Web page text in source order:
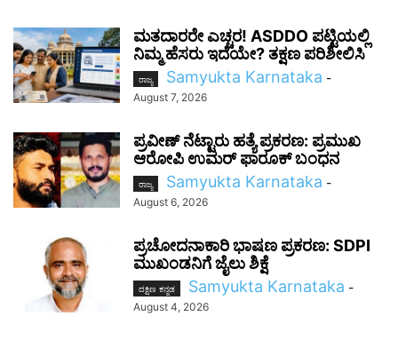
ಮತದಾರರೇ ಎಚ್ಚರ! ASDDO ಪಟ್ಟಿಯಲ್ಲಿ
ನಿಮ್ಮ ಹೆಸರು ಇದೆಯೇ? ತಕ್ಷಣ ಪರಿಶೀಲಿಸಿ
ರಾಜ್ಯ Samyukta Karnataka -
August 7, 2026
ಪ್ರವೀಣ್ ನೆಟ್ಟಾರು ಹತ್ಯೆ ಪ್ರಕರಣ: ಪ್ರಮುಖ
ಆರೋಪಿ ಉಮರ್ ಫಾರೂಕ್ ಬಂಧನ
ರಾಜ್ಯ Samyukta Karnataka -
August 6, 2026
ಪ್ರಚೋದನಾಕಾರಿ ಭಾಷಣ ಪ್ರಕರಣ: SDPI
ಮುಖಂಡನಿಗೆ ಜೈಲು ಶಿಕ್ಷೆ
ದಕ್ಷಿಣ ಕನ್ನಡ Samyukta Karnataka -
August 4, 2026